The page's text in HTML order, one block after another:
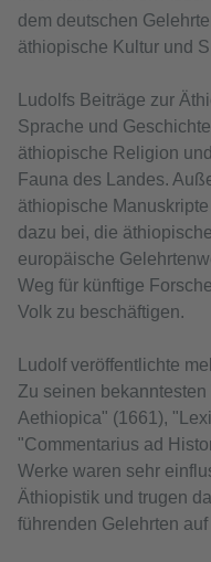
dem deutschen
äthiopische Kultur und
Ludolfs Beiträge zur
Sprache und
äthiopische Religion
Fauna des Landes.
äthiopische
dazu bei, die
europäische
Weg für künftige
Volk zu beschäftigen.
Ludolf veröffentlichte
Zu seinen
Aethiopica" (1661),
"Commentarius ad
Werke waren sehr
Äthiopistik und trugen
führenden Gelehrten